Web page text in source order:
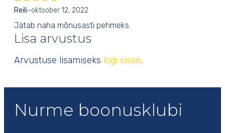
Reili–oktoober 12, 2022
Jätab naha mõnusasti pehmeks.
Lisa arvustus
Arvustuse lisamiseks logi sisse.
Nurme boonusklubi